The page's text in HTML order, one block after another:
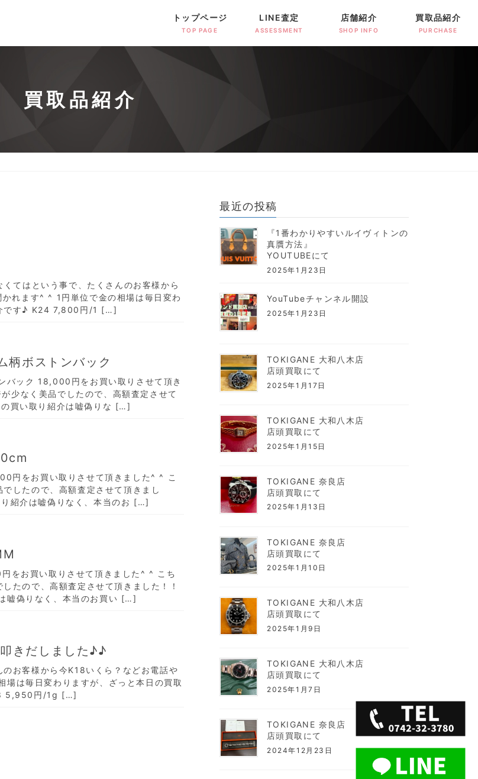
トップページ
TOP PAGE
LINE査定
ASSESSMENT
店舗紹介
SHOP INFO
買取品紹介
PURCHASE
買取品紹介
てはという事で、たくさんのお客様から
れます^ ^ 1円単位で金の相場は毎日変わ
です♪ K24 7,800円/1 […]
柄ボストンバック
バック 18,000円をお買い取りさせて頂き
少なく美品でしたので、高額査定させて
買い取り紹介は嘘偽りな […]
円をお買い取りさせて頂きました^ ^ こ
したので、高額査定させて頂きまし
紹介は嘘偽りなく、本当のお […]
をお買い取りさせて頂きました^ ^ こち
たので、高額査定させて頂きました！！
嘘偽りなく、本当のお買い […]
きだしました♪♪
お客様から今K18いくら？などお電話や
は毎日変わりますが、ざっと本日の買取
5,950円/1g […]
最近の投稿
『1番わかりやすいルイヴィトンの
真贋方法』
YOUTUBEにて
2025年1月23日
YouTubeチャンネル開設
2025年1月23日
TOKIGANE 大和八木店
店頭買取にて
2025年1月17日
TOKIGANE 大和八木店
店頭買取にて
2025年1月15日
TOKIGANE 奈良店
店頭買取にて
2025年1月13日
TOKIGANE 奈良店
店頭買取にて
2025年1月10日
TOKIGANE 大和八木店
店頭買取にて
2025年1月9日
TOKIGANE 大和八木店
店頭買取にて
2025年1月7日
TOKIGANE 奈良店
店頭買取にて
2024年12月23日